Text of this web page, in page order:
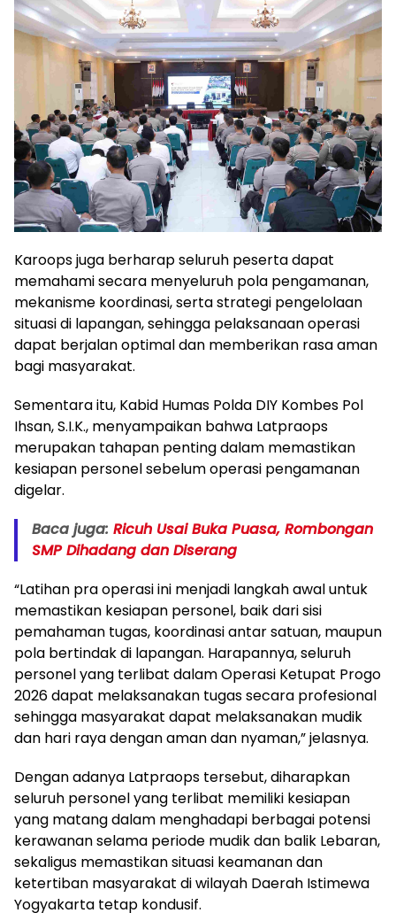
Karoops juga berharap seluruh peserta dapat
memahami secara menyeluruh pola pengamanan,
mekanisme koordinasi, serta strategi pengelolaan
situasi di lapangan, sehingga pelaksanaan operasi
dapat berjalan optimal dan memberikan rasa aman
bagi masyarakat.
Sementara itu, Kabid Humas Polda DIY Kombes Pol
Ihsan, S.I.K., menyampaikan bahwa Latpraops
merupakan tahapan penting dalam memastikan
kesiapan personel sebelum operasi pengamanan
digelar.
Baca juga: Ricuh Usai Buka Puasa, Rombongan
SMP Dihadang dan Diserang
“Latihan pra operasi ini menjadi langkah awal untuk
memastikan kesiapan personel, baik dari sisi
pemahaman tugas, koordinasi antar satuan, maupun
pola bertindak di lapangan. Harapannya, seluruh
personel yang terlibat dalam Operasi Ketupat Progo
2026 dapat melaksanakan tugas secara profesional
sehingga masyarakat dapat melaksanakan mudik
dan hari raya dengan aman dan nyaman,” jelasnya.
Dengan adanya Latpraops tersebut, diharapkan
seluruh personel yang terlibat memiliki kesiapan
yang matang dalam menghadapi berbagai potensi
kerawanan selama periode mudik dan balik Lebaran,
sekaligus memastikan situasi keamanan dan
ketertiban masyarakat di wilayah Daerah Istimewa
Yogyakarta tetap kondusif.